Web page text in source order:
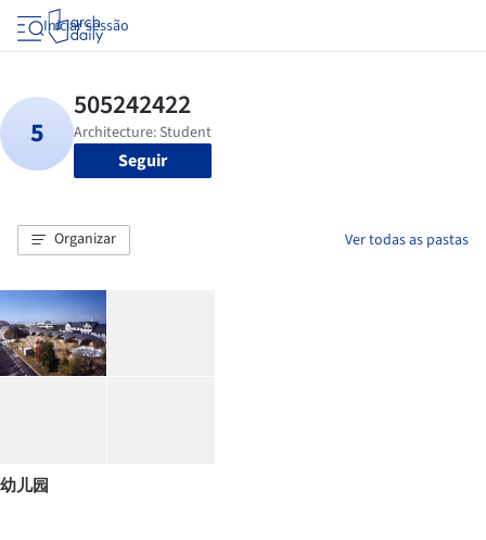
Iniciar sessão
Seguir
Organizar Ver todas as pastas
幼儿园